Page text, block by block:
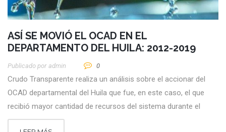
ASÍ SE MOVIÓ EL OCAD EN EL
DEPARTAMENTO DEL HUILA: 2012-2019
Publicado por Admin 0
Crudo Transparente realiza un análisis sobre el accionar del
OCAD departamental del Huila que fue, en este caso, el que
recibió mayor cantidad de recursos del sistema durante el